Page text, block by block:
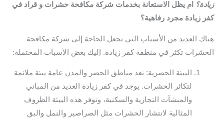
زيادة؟
ام يظل الاستعانة بخدمات شركة مكافحة حشرات و قراد في
كفر زيادة مجرد رفاهية؟
هناك العديد من الأسباب التي تجعل الحاجة إلى شركة مكافحة
الحشرات تكثر في منطقة كفر زيادة. إليك بعض الأسباب المحتملة:
البيئة الحضرية: تعد مناطق الحضر والمدن عامة بيئة ملائمة
لتكاثر الحشرات. يوجد في كفر زيادة العديد من المباني
والمنشآت التجارية والسكنية، وتوفر هذه البيئة الظروف
المثالية لانتشار الحشرات مثل الصراصير والنمل والبق